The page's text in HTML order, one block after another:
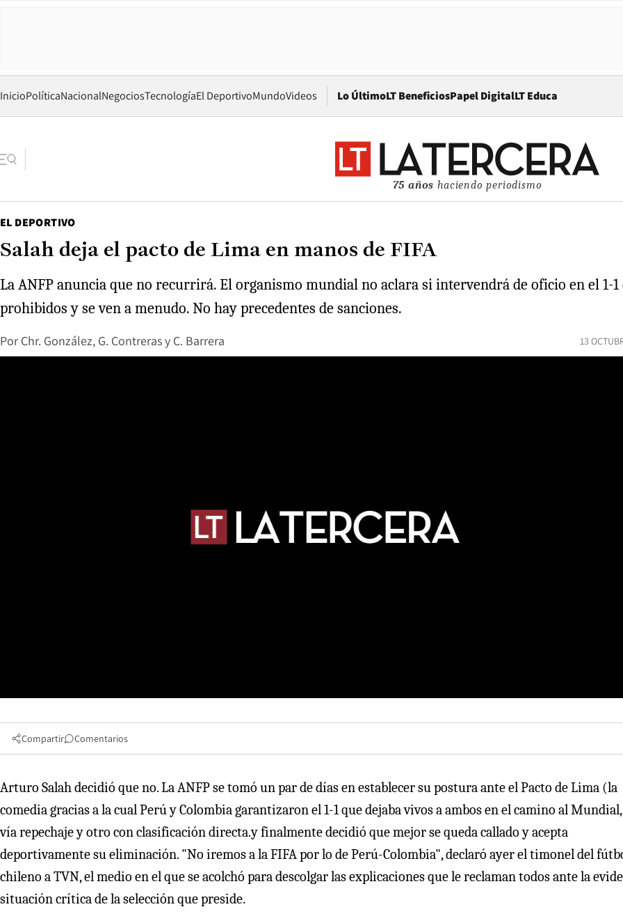
InicioPolíticaNacionalNegociosTecnologíaEl DeportivoMundoVideos Lo ÚltimoLT BeneficiosPapel DigitalOpens in new window
LT Educa
75 años haciendo periodismo
EL DEPORTIVO
Salah deja el pacto de Lima en manos de FIFA
La ANFP anuncia que no recurrirá. El organismo mundial no aclara si intervendrá de oficio en el 1-
prohibidos y se ven a menudo. No hay precedentes de sanciones.
Por Chr. González, G. Contreras y C. Barrera 13
Compartir Comentarios
Arturo Salah decidió que no. La ANFP se tomó un par de días en establecer su postura ante el Pacto de Lima (la
comedia gracias a la cual Perú y Colombia garantizaron el 1-1 que dejaba vivos a ambos en el camino al
vía repechaje y otro con clasificación directa.y finalmente decidió que mejor se queda callado y acepta
deportivamente su eliminación. "No iremos a la FIFA por lo de Perú-Colombia", declaró ayer el timonel del
chileno a TVN, el medio en el que se acolchó para descolgar las explicaciones que le reclaman todos ante la
situación crítica de la selección que preside.